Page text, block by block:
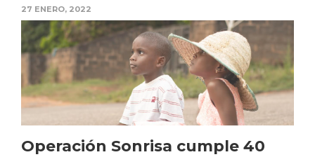
27 ENERO, 2022
Operación Sonrisa cumple 40